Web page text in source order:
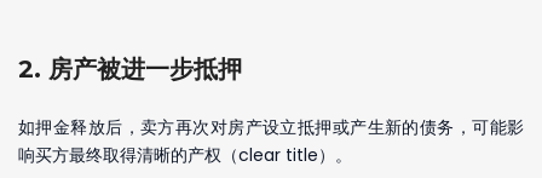
2. 房产被进一步抵押
如押金释放后，卖方再次对房产设立抵押或产生新的债务，可能影
响买方最终取得清晰的产权（clear title）。